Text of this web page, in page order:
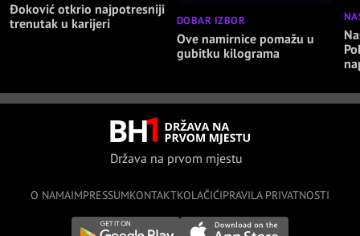
Đoković otkrio najpotresniji
trenutak u karijeri
DOBAR IZBOR
Ove namirnice pomažu u
gubitku kilograma
Država na prvom mjestu
O NAMAIMPRESSUMKONTAKTKOLAČIĆIPRAVILA PRIVATNOSTI